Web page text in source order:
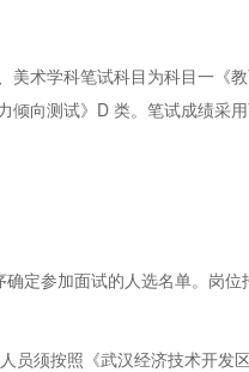
术学科笔试科目为科目一《
向测试》D 类。笔试成绩采
定参加面试的人选名单。岗
须按照《武汉经济技术开发